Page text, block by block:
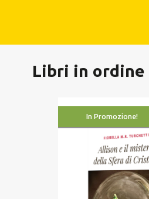
Libri in
In Promozione!